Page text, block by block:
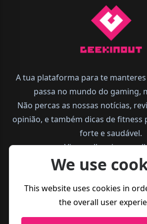
A tua plataforma para te
passa no mundo do gaming,
Não percas as nossas notícias,
opinião, e também dicas de fitness
forte e saudável.
Vive melhor, joga
We use
This website uses cookies in
the overall user